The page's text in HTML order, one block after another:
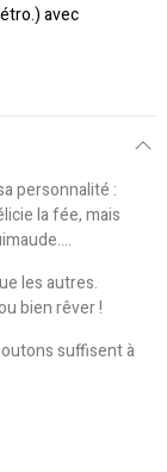
avec
personnalité :
la fée, mais
les autres.
bien rêver !
suffisent à